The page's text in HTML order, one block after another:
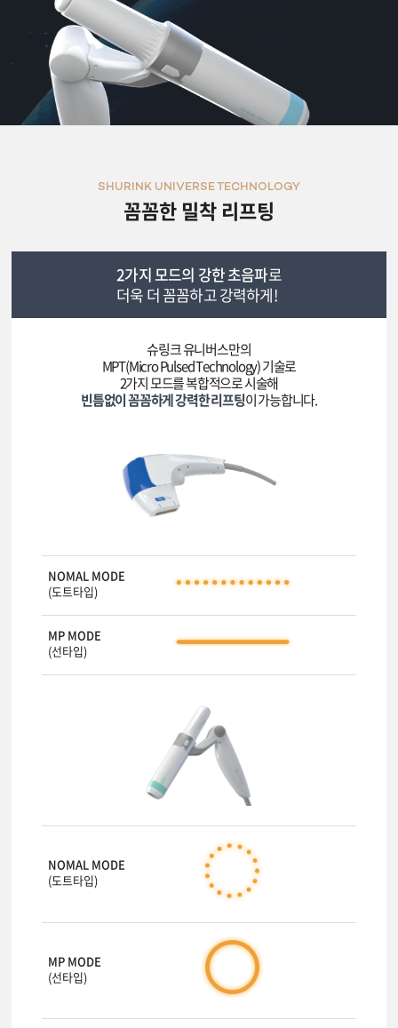
SHURINK UNIVERSE TECHNOLOGY
꼼꼼한 밀착 리프팅
2가지 모드의 강한 초음파로
더욱 더 꼼꼼하고 강력하게!
슈링크 유니버스만의
MPT(Micro Pulsed Technology) 기술로
2가지 모드를 복합적으로 시술해
빈틈없이 꼼꼼하게 강력한 리프팅이 가능합니다.
NOMAL MODE
(도트타입)
MP MODE
(선타입)
NOMAL MODE
(도트타입)
MP MODE
(선타입)